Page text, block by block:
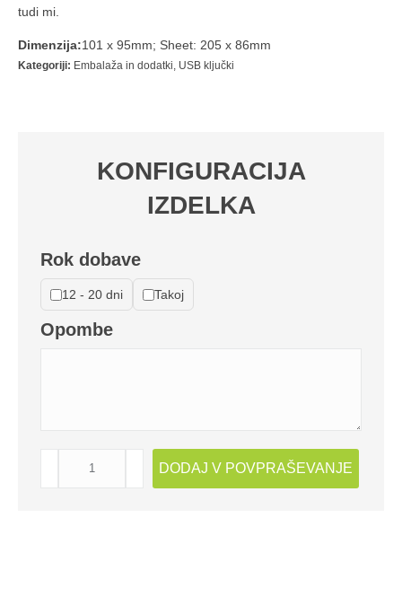
tudi mi.
Dimenzija:101 x 95mm; Sheet: 205 x 86mm
Kategoriji: Embalaža in dodatki, USB ključki
KONFIGURACIJA
IZDELKA
Rok dobave
12 - 20 dni Takoj
Opombe
DODAJ V POVPRAŠEVANJE